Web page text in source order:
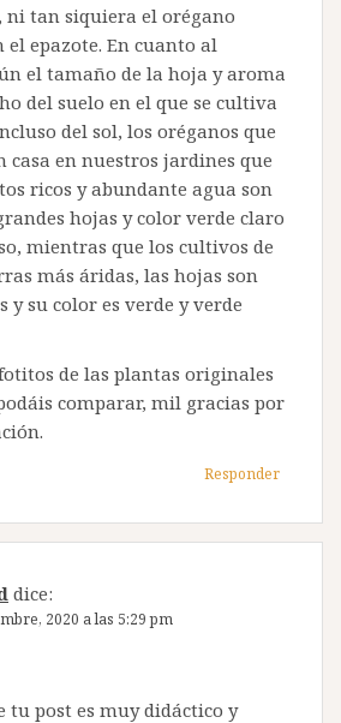
ni tan siquiera el orégano
el epazote. En cuanto al
el tamaño de la hoja y aroma
del suelo en el que se cultiva
del sol, los oréganos que
casa en nuestros jardines que
ricos y abundante agua son
hojas y color verde claro
mientras que los cultivos de
más áridas, las hojas son
y su color es verde y verde
de las plantas originales
comparar, mil gracias por
Responder
dice:
2020 a las 5:29 pm
tu post es muy didáctico y